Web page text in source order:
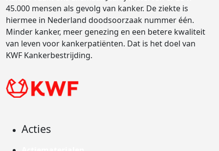
45.000 mensen als gevolg van kanker. De ziekte is
hiermee in Nederland doodsoorzaak nummer één.
Minder kanker, meer genezing en een betere kwaliteit
van leven voor kankerpatiënten. Dat is het doel van
KWF Kankerbestrijding.
Acties